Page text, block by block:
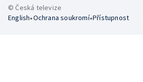
© Česká televize
English•Ochrana soukromí•Přístupnost